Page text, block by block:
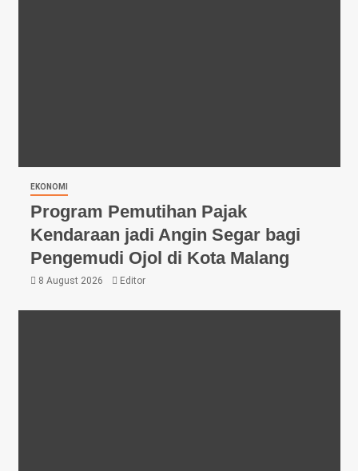
EKONOMI
Program Pemutihan Pajak
Kendaraan jadi Angin Segar bagi
Pengemudi Ojol di Kota Malang
8 August 2026 Editor